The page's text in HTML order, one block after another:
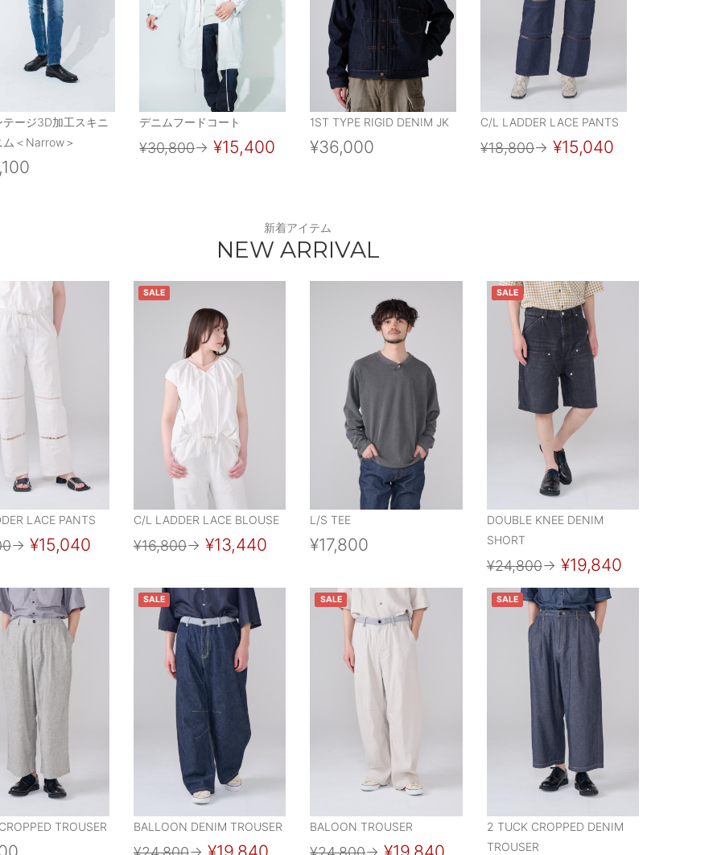
ージ3D加工スキニ
＜Narrow＞
デニムフードコート
¥30,800→ ¥15,400
1ST TYPE RIGID DENIM JK
¥36,000
C/L LADDER LACE PANTS
¥18,800→ ¥15,040
新着アイテム
NEW ARRIVAL
LACE PANTS
→ ¥15,040
SALE
C/L LADDER LACE BLOUSE
¥16,800→ ¥13,440
L/S TEE
¥17,800
SALE
DOUBLE KNEE DENIM
SHORT
¥24,800→ ¥19,840
TROUSER
SALE
BALLOON DENIM TROUSER
SALE
BALOON TROUSER
SALE
2 TUCK CROPPED DENIM
TROUSER